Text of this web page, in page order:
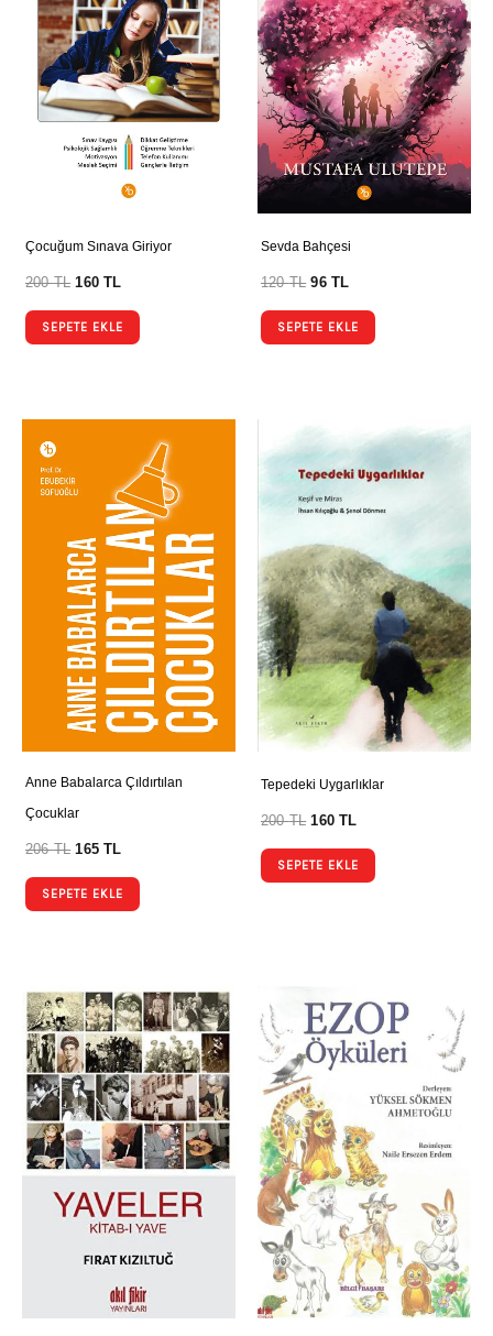
Çocuğum Sınava Giriyor
200TL 160TL
SEPETE EKLE
Sevda Bahçesi
120TL 96TL
SEPETE EKLE
Anne Babalarca Çıldırtılan
Çocuklar
206TL 165TL
SEPETE EKLE
Tepedeki Uygarlıklar
200TL 160TL
SEPETE EKLE